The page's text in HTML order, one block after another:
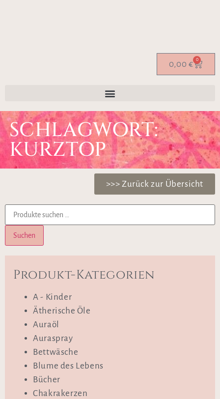
0,00 € 0
SCHLAGWORT:
KURZTOP
>>> Zurück zur Übersicht
Suchen
Produkt-Kategorien
A - Kinder
Ätherische Öle
Auraöl
Auraspray
Bettwäsche
Blume des Lebens
Bücher
Chakrakerzen